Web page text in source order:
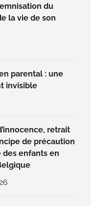
du
la vie de son
parental : une
invisible
retrait
de précaution
enfants en